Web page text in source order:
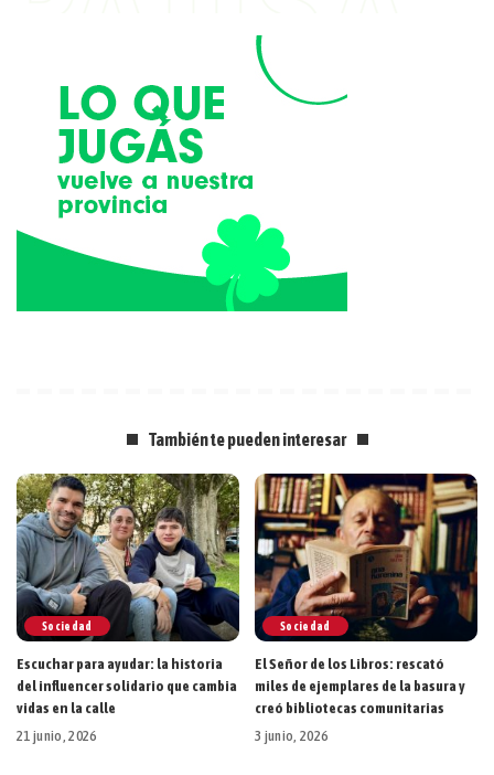
También te pueden interesar
Sociedad
Escuchar para ayudar: la historia
del influencer solidario que cambia
vidas en la calle
21 junio, 2026
Sociedad
El Señor de los Libros: rescató
miles de ejemplares de la basura y
creó bibliotecas comunitarias
3 junio, 2026